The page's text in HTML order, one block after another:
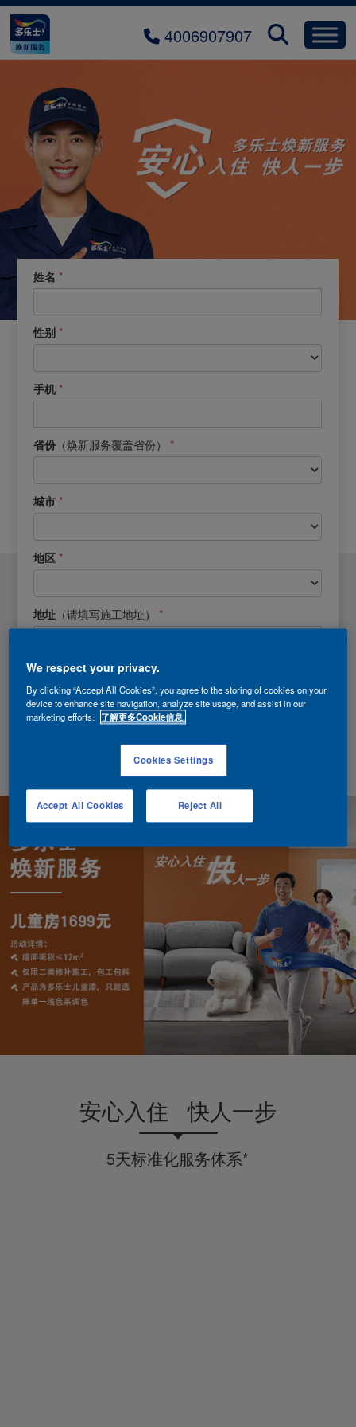
4006907907
预约焕新
1.0.
预
约
焕
新
姓名*
性别*
手机*
省份 （焕新服务覆盖省份） *
城市*
地区*
地址 （请填写施工地址） *
我已阅读并同意《隐私政策》
*代表必填项
提交
焕新小哥稍后将以021-60861869的号码致电联系您。
安心入住 快人一步
5天标准化服务体系*
We respect your privacy.
By clicking “Accept All Cookies”, you agree to the storing of cookies on your
device to enhance site navigation, analyze site usage, and assist in our
marketing efforts.
了解更多Cookie信息.
Cookies Settings
Reject All
Accept All Cookies